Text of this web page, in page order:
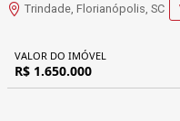
Trindade, Florianópolis, SC
VALOR DO IMÓVEL
R$ 1.650.000